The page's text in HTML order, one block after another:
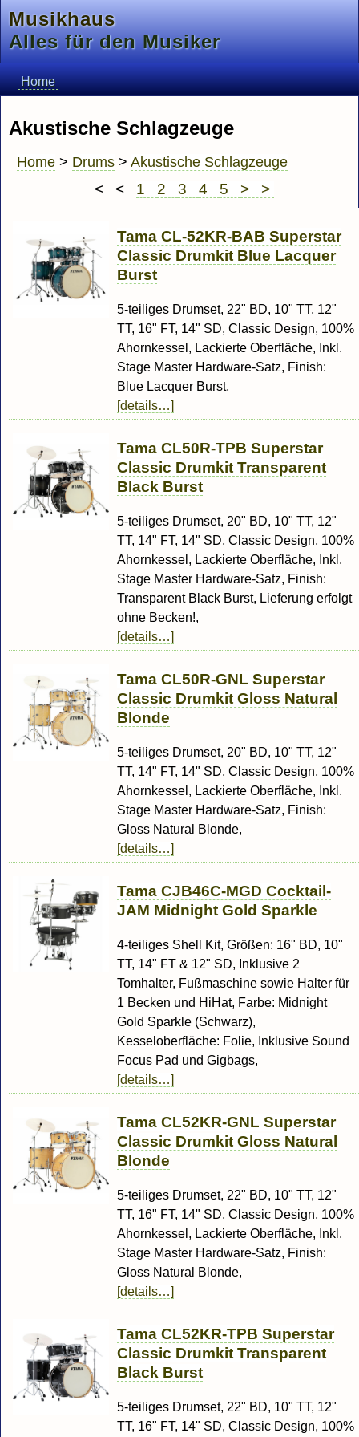
Musikhaus
Alles für den Musiker
Home
Akustische Schlagzeuge
Home > Drums > Akustische Schlagzeuge
< < 1 2 3 4 5 > >
Tama CL-52KR-BAB Superstar
Classic Drumkit Blue Lacquer
Burst
5-teiliges Drumset, 22" BD, 10" TT, 12"
TT, 16" FT, 14" SD, Classic Design, 100%
Ahornkessel, Lackierte Oberfläche, Inkl.
Stage Master Hardware-Satz, Finish:
Blue Lacquer Burst,
[details…]
Tama CL50R-TPB Superstar
Classic Drumkit Transparent
Black Burst
5-teiliges Drumset, 20" BD, 10" TT, 12"
TT, 14" FT, 14" SD, Classic Design, 100%
Ahornkessel, Lackierte Oberfläche, Inkl.
Stage Master Hardware-Satz, Finish:
Transparent Black Burst, Lieferung erfolgt
ohne Becken!,
[details…]
Tama CL50R-GNL Superstar
Classic Drumkit Gloss Natural
Blonde
5-teiliges Drumset, 20" BD, 10" TT, 12"
TT, 14" FT, 14" SD, Classic Design, 100%
Ahornkessel, Lackierte Oberfläche, Inkl.
Stage Master Hardware-Satz, Finish:
Gloss Natural Blonde,
[details…]
Tama CJB46C-MGD Cocktail-
JAM Midnight Gold Sparkle
4-teiliges Shell Kit, Größen: 16" BD, 10"
TT, 14" FT & 12" SD, Inklusive 2
Tomhalter, Fußmaschine sowie Halter für
1 Becken und HiHat, Farbe: Midnight
Gold Sparkle (Schwarz),
Kesseloberfläche: Folie, Inklusive Sound
Focus Pad und Gigbags,
[details…]
Tama CL52KR-GNL Superstar
Classic Drumkit Gloss Natural
Blonde
5-teiliges Drumset, 22" BD, 10" TT, 12"
TT, 16" FT, 14" SD, Classic Design, 100%
Ahornkessel, Lackierte Oberfläche, Inkl.
Stage Master Hardware-Satz, Finish:
Gloss Natural Blonde,
[details…]
Tama CL52KR-TPB Superstar
Classic Drumkit Transparent
Black Burst
5-teiliges Drumset, 22" BD, 10" TT, 12"
TT, 16" FT, 14" SD, Classic Design, 100%